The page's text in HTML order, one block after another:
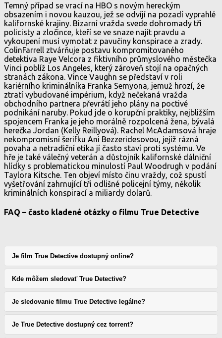
Temný případ se vrací na HBO s novým hereckým
obsazením i novou kauzou, jež se odvíjí na pozadí vyprahlé
kalifornské krajiny. Bizarní vražda svede dohromady tři
policisty a zločince, kteří se ve snaze najít pravdu a
vykoupení musí vymotat z pavučiny konspirace a zrady.
ColinFarrell ztvárňuje postavu kompromitovaného
detektiva Raye Velcora z fiktivního průmyslového městečka
Vinci poblíž Los Angeles, který zároveň stojí na opačných
stranách zákona. Vince Vaughn se představí v roli
kariérního kriminálníka Franka Semyona, jemuž hrozí, že
ztratí vybudované impérium, když nečekaná vražda
obchodního partnera převrátí jeho plány na poctivé
podnikání naruby. Pokud jde o korupční praktiky, nejbližším
spojencem Franka je jeho morálně rozpolcená žena, bývalá
herečka Jordan (Kelly Reillyová). Rachel McAdamsová hraje
nekompromisní šerifku Ani Bezzeridesovou, jejíž rázná
povaha a netradiční etika jí často staví proti systému. Ve
hře je také válečný veterán a důstojník kalifornské dálniční
hlídky s problematickou minulostí Paul Woodrugh v podání
Taylora Kitsche. Ten objeví místo činu vraždy, což spustí
vyšetřování zahrnující tři odlišné policejní týmy, několik
kriminálních konspirací a miliardy dolarů.
FAQ – často kladené otázky o filmu True Detective
Je film True Detective dostupný online?
Kde môžem sledovať True Detective?
Je sledovanie filmu True Detective legálne?
Je True Detective dostupný cez torrent?